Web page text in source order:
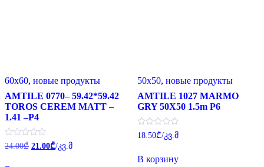
60x60, новые продукты
AMTILE 0770– 59.42*59.42
TOROS CEREM MATT –
1.41 –P4
Оценка
0
24.00₾ Первоначальная
21.00₾Текущая
цена:
/კვ.მ
50x50, новые продукты
AMTILE 1027 MARMO
GRY 50X50 1.5m P6
Оценка
0
5
18.50₾/კვ.მ
В корзину